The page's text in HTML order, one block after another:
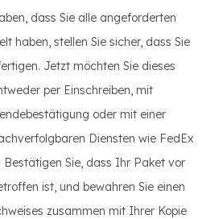
dass Sie alle angeforderten
haben, stellen Sie sicher, dass Sie
Jetzt möchten Sie dieses
per Einschreiben, mit
oder mit einer
Diensten wie FedEx
Bestätigen Sie, dass Ihr Paket vor
ist, und bewahren Sie einen
zusammen mit Ihrer Kopie